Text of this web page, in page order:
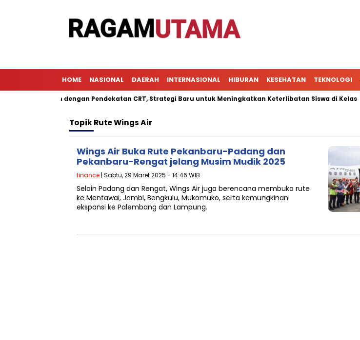
HOME NASIONAL DAERAH INTERNASIONAL HIBURAN KESEHATAN TEKNOLOGI
dengan Pendekatan CRT, Strategi Baru untuk Meningkatkan Keterlibatan Siswa di Kelas
TopikRute Wings Air
Wings Air Buka Rute Pekanbaru-Padang dan
Pekanbaru-Rengat jelang Musim Mudik 2025
finance | Sabtu, 29 Maret 2025 - 14:46 WIB
Selain Padang dan Rengat, Wings Air juga berencana membuka rute
ke Mentawai, Jambi, Bengkulu, Mukomuko, serta kemungkinan
ekspansi ke Palembang dan Lampung.